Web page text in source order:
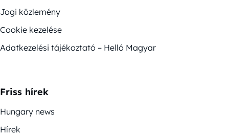
Jogi közlemény
Cookie kezelése
Adatkezelési tájékoztató – Helló Magyar
Friss hírek
Hungary news
Hírek